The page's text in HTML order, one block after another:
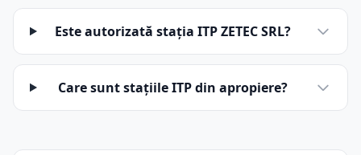
Este autorizată stația ITP ZETEC SRL?
Care sunt stațiile ITP din apropiere?